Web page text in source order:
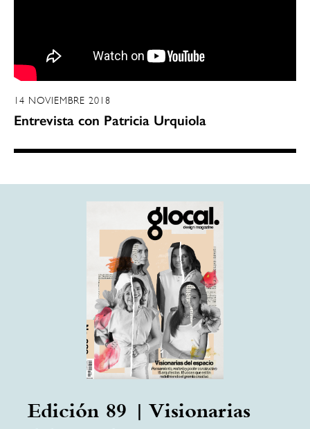
14 NOVIEMBRE 2018
Entrevista con Patricia Urquiola
Edición 89 | Visionarias